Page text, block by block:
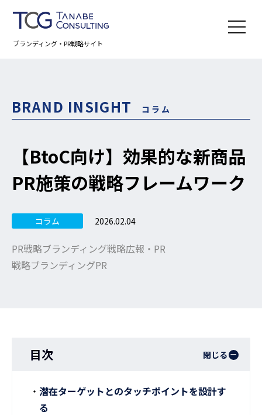
ブランディング・PR戦略サイト
BRAND INSIGHT コラム
【BtoC向け】効果的な新商品
PR施策の戦略フレームワーク
コラム 2026.02.04
PR戦略ブランディング戦略広報・PR
戦略ブランディングPR
目次 閉じる
潜在ターゲットとのタッチポイントを設計す
る